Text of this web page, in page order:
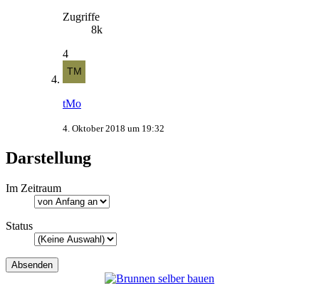
Zugriffe
8k
4
tMo
4. Oktober 2018 um 19:32
Darstellung
Im Zeitraum
Status